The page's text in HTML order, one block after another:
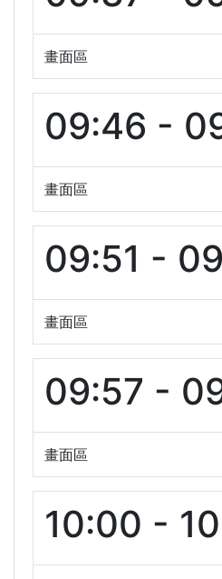
畫面區
09:46 -
畫面區
09:51 -
畫面區
09:57 -
畫面區
10:00 -